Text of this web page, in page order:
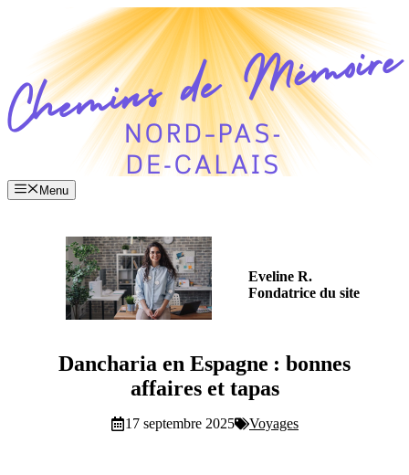
contenu
Menu
Eveline R.
Fondatrice du site
Dancharia en Espagne : bonnes
affaires et tapas
17 septembre 2025 Voyages